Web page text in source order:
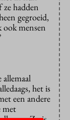
ze hadden
gegroeid,
ook mensen
het is
een andere
met